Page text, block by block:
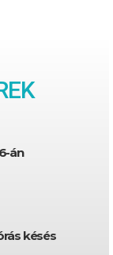
án
késés